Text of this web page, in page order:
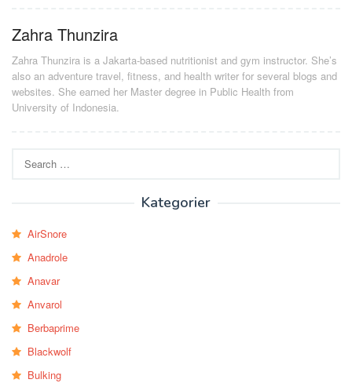
Zahra Thunzira
Zahra Thunzira is a Jakarta-based nutritionist and gym instructor. She’s
also an adventure travel, fitness, and health writer for several blogs and
websites. She earned her Master degree in Public Health from
University of Indonesia.
for:
Kategorier
AirSnore
Anadrole
Anavar
Anvarol
Berbaprime
Blackwolf
Bulking